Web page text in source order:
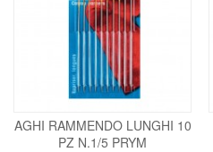
AGHI RAMMENDO LUNGHI 10
PZ N.1/5 PRYM